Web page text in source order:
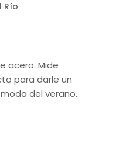
Río
acero. Mide
para darle un
del verano.